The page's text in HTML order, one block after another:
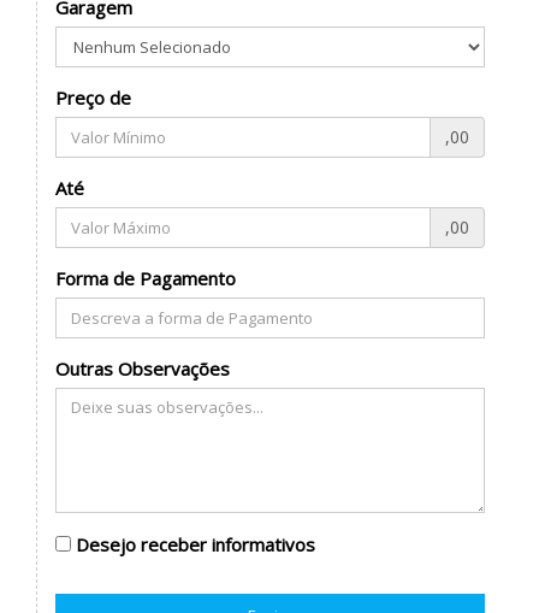
Garagem
Preço de
,00
Até
,00
Forma de Pagamento
Outras Observações
Desejo receber informativos